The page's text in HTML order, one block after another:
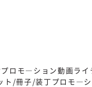
プロモ―ション動画 ライ
ト/冊子/装丁 プロモ―